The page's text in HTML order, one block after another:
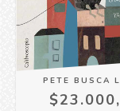
PETE BUSCA